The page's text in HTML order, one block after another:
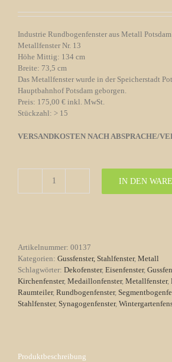
Industrie Rundbogenfenster aus Metall
Metallfenster Nr. 13
Höhe Mittig: 134 cm
Breite: 73,5 cm
Das Metallfenster wurde in der Speicherstadt
Hauptbahnhof Potsdam geborgen.
Preis: 175,00 € inkl. MwSt.
Stückzahl: > 15
VERSANDKOSTEN NACH ABSPRACHE/
Industrie
Rundbogenfenster
IN DEN
Artikelnummer: 00137
Kategorien: Gussfenster, Stahlfenster, Metall
Schlagwörter: Dekofenster, Eisenfenster,
Kirchenfenster, Medaillonfenster, Metallfenster,
Raumteiler, Rundbogenfenster,
Stahlfenster, Synagogenfenster,
Produktbeschreibung